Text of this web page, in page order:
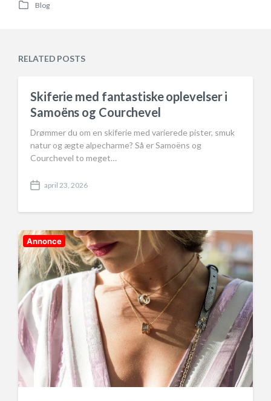
t
P
d
Blog
RELATED POSTS
Skiferie med fantastiske oplevelser i
Samoëns og Courchevel
Drømmer du om en skiferie med varierede pister, smuk
natur og ægte alpecharme? Så er Samoëns og
Courchevel to meget…
P
s
d
a
t
e
april 23, 2026
Annonce